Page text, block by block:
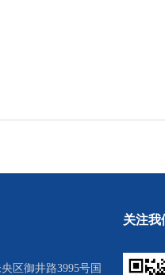
区御井路3995号国
关注我